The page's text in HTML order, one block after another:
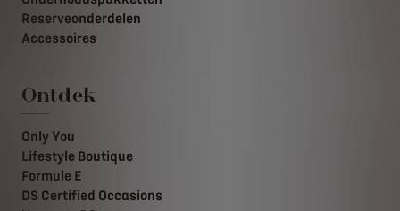
Reserveonderdelen
Accessoires
Ontdek
Only You
Lifestyle Boutique
Formule E
DS Certified Occasions